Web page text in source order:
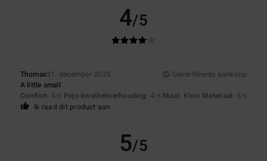
4/5
Thomas31. december 2025
Geverifieerde aankoop
A little small
Comfort: 4/5 Prijs-kwaliteitverhouding: 4/5 Maat: Klein Materiaal: 5/5
Ik raad dit product aan
5/5